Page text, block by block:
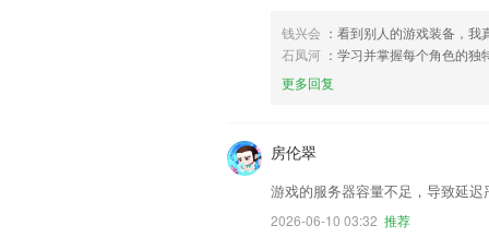
钱兴会 ：看到别人的游戏装备，我
石凤河 ：学习并掌握每个角色的独
更多回复
房伦翠
游戏的服务器容量不足，导致延迟
2026-06-10 03:32 推荐